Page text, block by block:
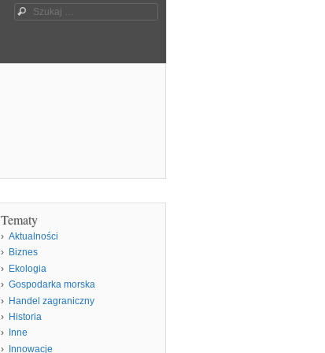
Szukaj
Tematy
Aktualności
Biznes
Ekologia
Gospodarka morska
Handel zagraniczny
Historia
Inne
Innowacje